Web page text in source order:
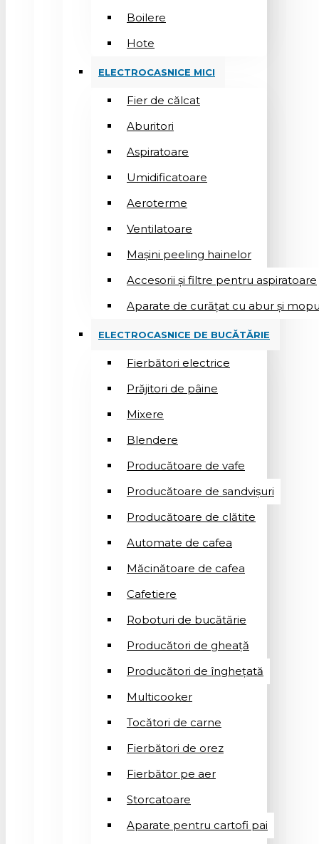
Boilere
Hote
ELECTROCASNICE MICI
Fier de călcat
Aburitori
Aspiratoare
Umidificatoare
Aeroterme
Ventilatoare
Mașini peeling hainelor
Accesorii și filtre pentru aspiratoare
Aparate de curățat cu abur și
ELECTROCASNICE DE BUCĂTĂRIE
Fierbători electrice
Prăjitori de pâine
Mixere
Blendere
Producătoare de vafe
Producătoare de sandvişuri
Producătoare de clătite
Automate de cafea
Măcinătoare de cafea
Cafetiere
Roboturi de bucătărie
Producători de gheață
Producători de înghețată
Multicooker
Tocători de carne
Fierbători de orez
Fierbător pe aer
Storcatoare
Aparate pentru cartofi pai